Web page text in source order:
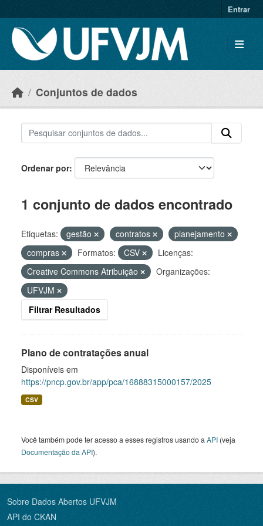
Entrar
Conjuntos de dados
Ordenar por
1 conjunto de dados encontrado
Etiquetas: gestão contratos
planejamento
compras
Formatos: CSV
Licenças:
Creative Commons Atribuição
Organizações:
UFVJM
Filtrar Resultados
Plano de contratações anual
Disponíveis em
https://pncp.gov.br/app/pca/16888315000157/2025
CSV
Você também pode ter acesso a esses registros usando a API (veja
Documentação da API).
Sobre Dados Abertos UFVJM
API do CKAN